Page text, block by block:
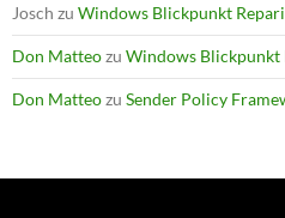
Josch zu Windows Blickpunkt
Don Matteozu Windows Blickpunkt
Don Matteozu Sender Policy